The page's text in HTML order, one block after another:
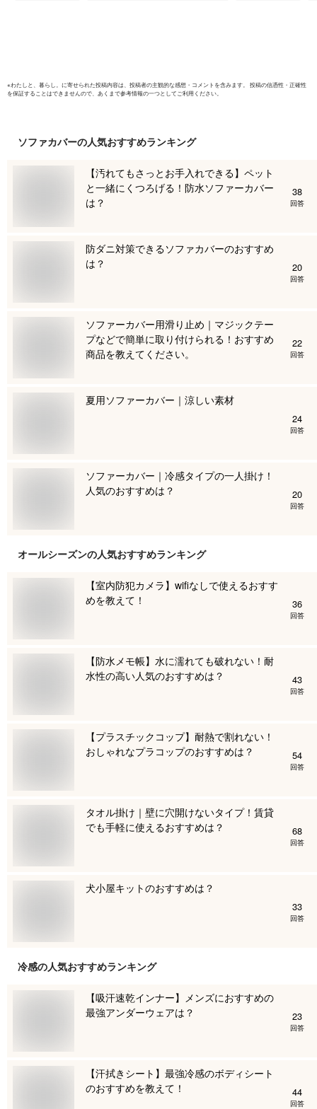
※わたしと、暮らし。 に寄せられた投稿内容は、投稿者の主観的な感想・コメントを含みます。 投稿の信憑性・正確性
を保証することはできませんので、あくまで参考情報の一つとしてご利用ください。
ソファカバーの人気おすすめランキング
【汚れてもさっとお手入れできる】ペット
と一緒にくつろげる！防水ソファーカバー
は？
38
回答
防ダニ対策できるソファカバーのおすすめ
は？
20
回答
ソファーカバー用滑り止め｜マジックテー
プなどで簡単に取り付けられる！おすすめ
商品を教えてください。
22
回答
夏用ソファーカバー｜涼しい素材
24
回答
ソファーカバー｜冷感タイプの一人掛け！
人気のおすすめは？
20
回答
オールシーズンの人気おすすめランキング
【室内防犯カメラ】wifiなしで使えるおすす
めを教えて！
36
回答
【防水メモ帳】水に濡れても破れない！耐
水性の高い人気のおすすめは？
43
回答
【プラスチックコップ】耐熱で割れない！
おしゃれなプラコップのおすすめは？
54
回答
タオル掛け｜壁に穴開けないタイプ！賃貸
でも手軽に使えるおすすめは？
68
回答
犬小屋キットのおすすめは？
33
回答
冷感の人気おすすめランキング
【吸汗速乾インナー】メンズにおすすめの
最強アンダーウェアは？
23
回答
【汗拭きシート】最強冷感のボディシート
のおすすめを教えて！
44
回答